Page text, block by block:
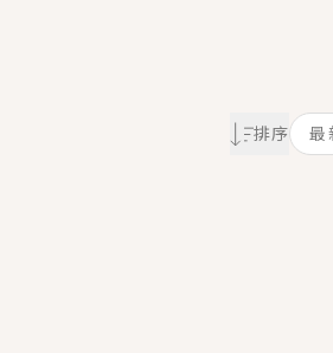
不回找新歡，他居然還後悔了
畫！
……
排序 最